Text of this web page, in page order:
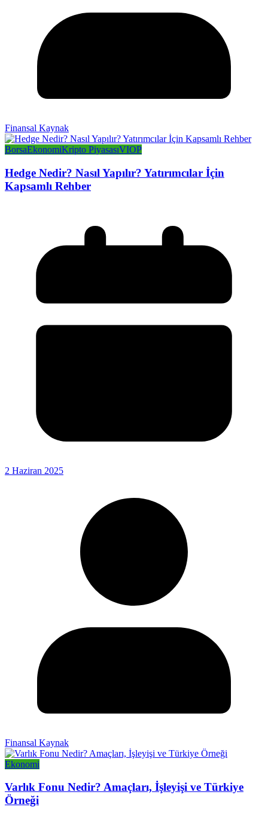
Finansal Kaynak
BorsaEkonomiKripto PiyasasıVIOP
Hedge Nedir? Nasıl Yapılır? Yatırımcılar İçin
Kapsamlı Rehber
2 Haziran 2025
Finansal Kaynak
Ekonomi
Varlık Fonu Nedir? Amaçları, İşleyişi ve Türkiye
Örneği